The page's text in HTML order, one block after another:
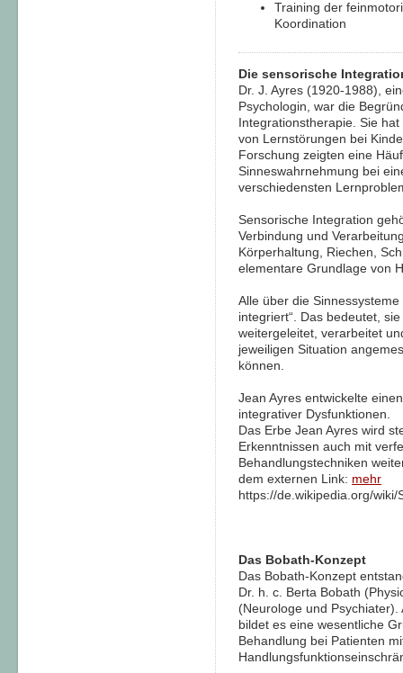
Training der
Koordination
Die sensorische
Dr. J. Ayres (1920-1988),
Psychologin, war die
Integrationstherapie. Sie
von Lernstörungen bei
Forschung zeigten eine
Sinneswahrnehmung bei
verschiedensten
Sensorische Integration
Verbindung und
Körperhaltung, Riechen,
elementare Grundlage von
Alle über die
integriert“. Das bedeutet,
weitergeleitet, verarbeitet
jeweiligen Situation
können.
Jean Ayres entwickelte
integrativer Dysfunktionen.
Das Erbe Jean Ayres wird
Erkenntnissen auch mit
Behandlungstechniken
dem externen Link: mehr
https://de.wikipedia.org/
Das Bobath-Konzept
Das Bobath-Konzept
Dr. h. c. Berta Bobath
(Neurologe und
bildet es eine wesentliche
Behandlung bei Patienten